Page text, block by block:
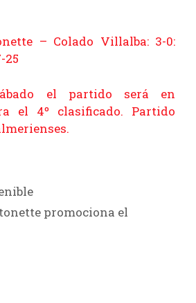
– Colado Villalba: 3-0:
25
el partido será en
el 4º clasificado. Partido
promociona el